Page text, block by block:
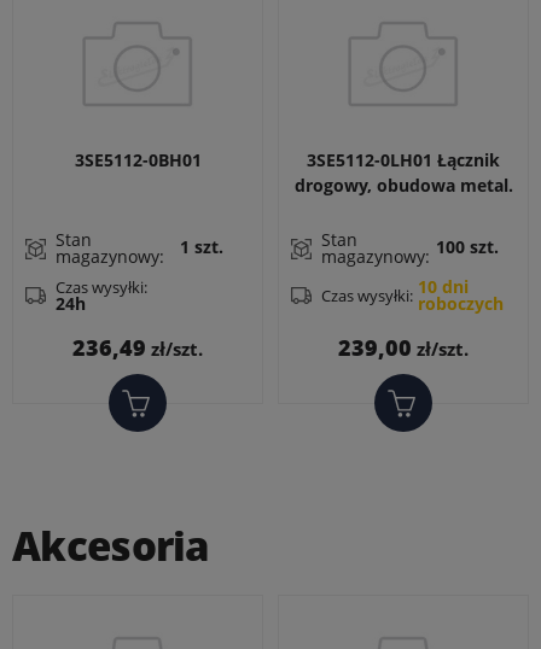
3SE5112-0BH01
Stan
magazynowy: 1 szt.
Czas wysyłki:
24h
Cena
236,49 zł/szt.
3SE5112-0LH01 Łącznik
drogowy, obudowa metal.
Przyłącze urządzeń
Stan
magazynowy: 100 szt.
Czas wysyłki: 10 dni
roboczych
Cena
239,00 zł/szt.
Akcesoria